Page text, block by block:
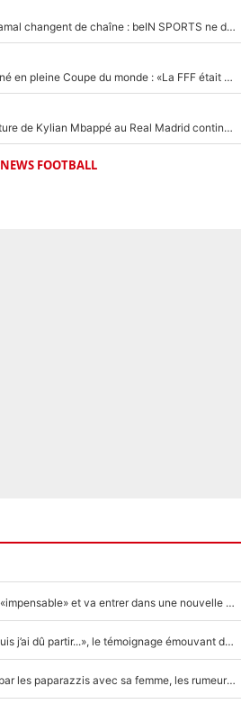
Kylian Mbappé et Lamine Yamal changent de chaîne : beIN SPORTS ne digère pas cette décision historique et prédit un fiasco pour la Liga
Didier Deschamps abandonné en pleine Coupe du monde : «La FFF était déjà passée à Zinedine Zidane»
«C'est une fierté» : La signature de Kylian Mbappé au Real Madrid continue de régaler l'Espagne
NEWS FOOTBALL
F1 - Alpine signe un accord «impensable» et va entrer dans une nouvelle dimension : Grande nouvelle pour Pierre Gasly !
F1 : « Je lui ai fait un câlin, puis j’ai dû partir...», le témoignage émouvant de Max Verstappen sur sa fille
F1 : Charles Leclerc surpris par les paparazzis avec sa femme, les rumeurs étaient vraies !